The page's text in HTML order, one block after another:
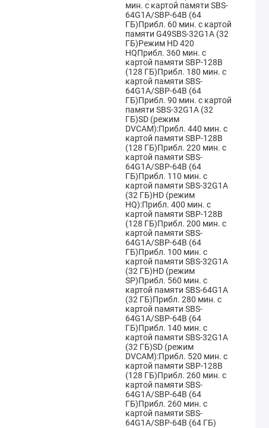
мин. с картой памяти SBS-
64G1A/SBP-64B (64
ГБ)Прибл. 60 мин. с картой
памяти G49SBS-32G1A (32
ГБ)Режим HD 420
HQПрибл. 360 мин. с
картой памяти SBP-128B
(128 ГБ)Прибл. 180 мин. с
картой памяти SBS-
64G1A/SBP-64B (64
ГБ)Прибл. 90 мин. с картой
памяти SBS-32G1A (32
ГБ)SD (режим
DVCAM):Прибл. 440 мин. с
картой памяти SBP-128B
(128 ГБ)Прибл. 220 мин. с
картой памяти SBS-
64G1A/SBP-64B (64
ГБ)Прибл. 110 мин. с
картой памяти SBS-32G1A
(32 ГБ)HD (режим
HQ):Прибл. 400 мин. с
картой памяти SBP-128B
(128 ГБ)Прибл. 200 мин. с
картой памяти SBS-
64G1A/SBP-64B (64
ГБ)Прибл. 100 мин. с
картой памяти SBS-32G1A
(32 ГБ)HD (режим
SP)Прибл. 560 мин. с
картой памяти SBS-64G1A
(32 ГБ)Прибл. 280 мин. с
картой памяти SBS-
64G1A/SBP-64B (64
ГБ)Прибл. 140 мин. с
картой памяти SBS-32G1A
(32 ГБ)SD (режим
DVCAM):Прибл. 520 мин. с
картой памяти SBP-128B
(128 ГБ)Прибл. 260 мин. с
картой памяти SBS-
64G1A/SBP-64B (64
ГБ)Прибл. 260 мин. с
картой памяти SBS-
64G1A/SBP-64B (64 ГБ)